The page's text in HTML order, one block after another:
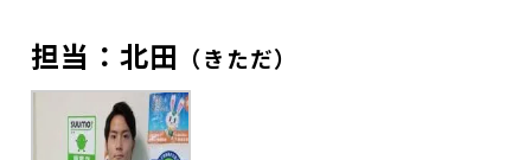
担当：北田 （きただ）